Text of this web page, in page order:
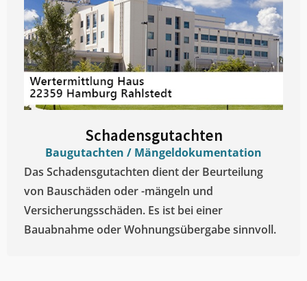
Schadensgutachten
Baugutachten / Mängeldokumentation
Das Schadensgutachten dient der Beurteilung
von Bauschäden oder -mängeln und
Versicherungsschäden. Es ist bei einer
Bauabnahme oder Wohnungsübergabe sinnvoll.